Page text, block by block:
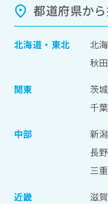
都道府県か
北海道 ・ 東北 北
秋
関東
茨
千
中部
新
長
三
近畿
滋